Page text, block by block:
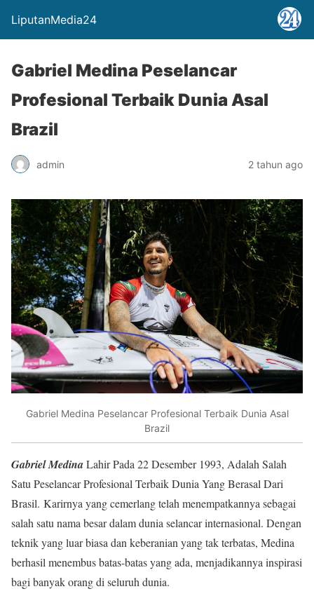
LiputanMedia24
Gabriel Medina Peselancar
Profesional Terbaik Dunia Asal
Brazil
admin 2 tahun ago
Gabriel Medina Peselancar Profesional Terbaik Dunia Asal
Brazil
Gabriel MedinaLahir Pada 22 Desember 1993, Adalah Salah
Satu Peselancar Profesional Terbaik Dunia Yang Berasal Dari
Brasil. Karirnya yang cemerlang telah menempatkannya sebagai
salah satu nama besar dalam dunia selancar internasional. Dengan
teknik yang luar biasa dan keberanian yang tak terbatas, Medina
berhasil menembus batas-batas yang ada, menjadikannya inspirasi
bagi banyak orang di seluruh dunia.